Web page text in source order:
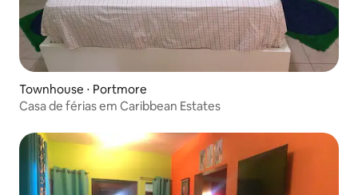
Townhouse ⋅ Portmore
Casa de férias em Caribbean Estates